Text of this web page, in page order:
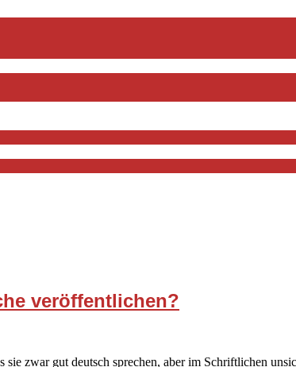
veröffentlichen?
zwar gut deutsch sprechen, aber im Schriftlichen